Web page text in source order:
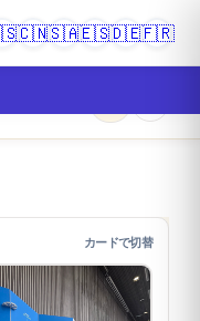
🇨🇳🇸🇦🇪🇸🇩🇪🇫🇷
カードで切替